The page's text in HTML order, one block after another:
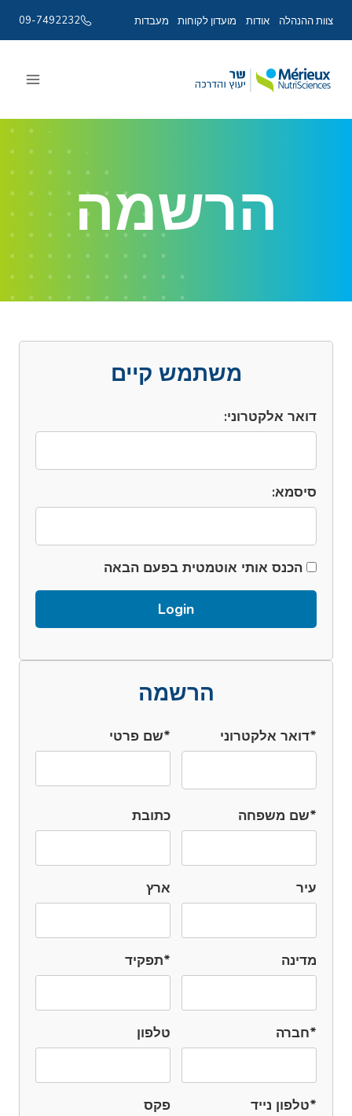
צוות ההנהלה אודות מועדון לקוחות מעבדות 09-7492232
content
הרשמה
משתמש קיים
דואר אלקטרוני:
סיסמא:
הכנס אותי אוטמטית בפעם הבאה
הרשמה
*דואר אלקטרוני *שם פרטי
*שם משפחה כתובת
עיר ארץ
מדינה *תפקיד
*חברה טלפון
*טלפון נייד פקס